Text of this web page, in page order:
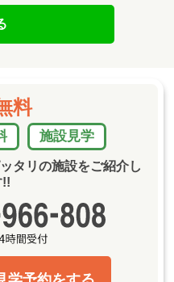
料
施設見学
タリの施設をご紹介し
!!